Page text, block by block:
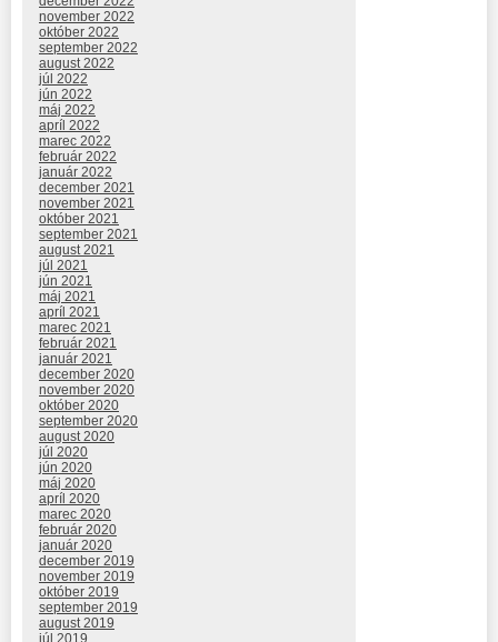
november 2022
október 2022
september 2022
august 2022
júl 2022
jún 2022
máj 2022
apríl 2022
marec 2022
február 2022
január 2022
december 2021
november 2021
október 2021
september 2021
august 2021
júl 2021
jún 2021
máj 2021
apríl 2021
marec 2021
február 2021
január 2021
december 2020
november 2020
október 2020
september 2020
august 2020
júl 2020
jún 2020
máj 2020
apríl 2020
marec 2020
február 2020
január 2020
december 2019
november 2019
október 2019
september 2019
august 2019
júl 2019